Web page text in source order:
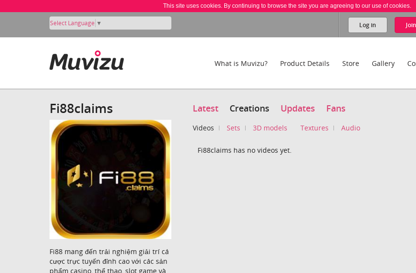
This site uses cookies. By continuing to browse the site you are agreeing to our use of cookies.
Select Language ▼ Log in Join
What is Muvizu? Product Details Store Gallery
Fi88claims
Fi88 mang đến trải nghiệm giải trí cá
cược trực tuyến đỉnh cao với các sản
phẩm casino, thể thao, slot game và
Latest Creations Updates Fans
Videos Sets 3D models Textures Audio
Fi88claims has no videos yet.